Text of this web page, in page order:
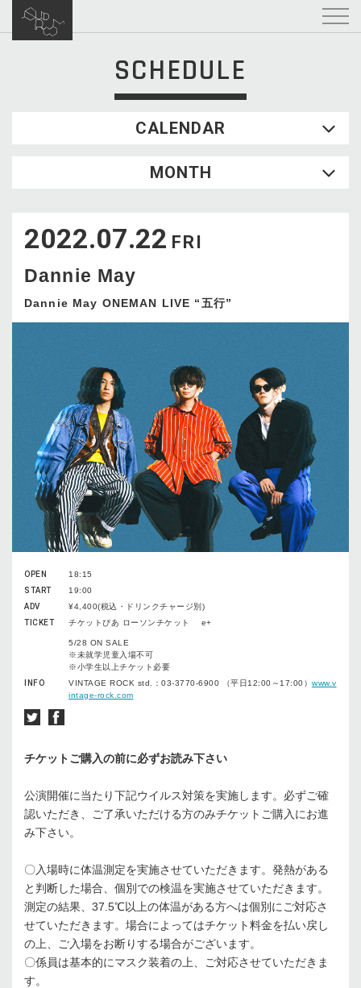
SCHEDULE
CALENDAR
WED
2
3 4 5
16
17 18
23
24 25 26 27
30
31
MONTH
2022.07.22 FRI
Dannie May
Dannie May ONEMAN LIVE “五行”
OPEN
18:15
START
19:00
ADV
¥4,400(税込・ドリンクチャージ別)
TICKET
チケットぴあ ローソンチケット e+
5/28 ON SALE
※未就学児童入場不可
※小学生以上チケット必要
INFO
VINTAGE ROCK std.：03-3770-6900 （平日12:00～17:00） www.v
intage-rock.com
チケットご購入の前に必ずお読み下さい
公演開催に当たり下記ウイルス対策を実施します。必ずご確
認いただき、ご了承いただける方のみチケットご購入にお進
み下さい。
〇入場時に体温測定を実施させていただきます。発熱がある
と判断した場合、個別での検温を実施させていただきます。
測定の結果、37.5℃以上の体温がある方へは個別にご対応さ
せていただきます。場合によってはチケット料金を払い戻し
の上、ご入場をお断りする場合がございます。
〇係員は基本的にマスク装着の上、ご対応させていただきま
す。